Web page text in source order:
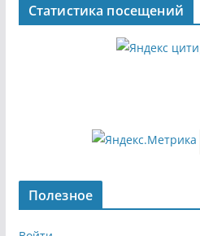
Статистика посещений
Полезное